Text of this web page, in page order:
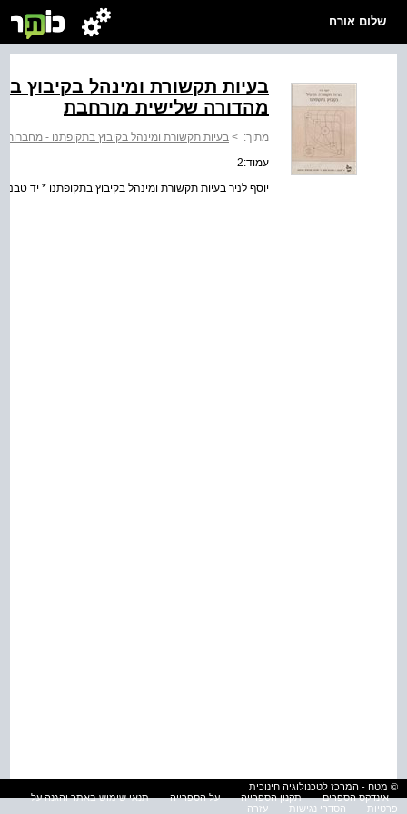
שלום אורח
בעיות תקשורת ומינהל בקיבוץ
מהדורה שלישית מורחבת
מתוך: > בעיות תקשורת ומינהל בקיבוץ בתקופתנו -
עמוד:2
יוסף לניר בעיות תקשורת ומינהל בקיבוץ בתקופתנו * יד
© מטח - המרכז לטכנולוגיה חינוכית
אינדקס הספרים
תקנון הספרייה על הספרייה
תנאי שימוש באתר והגנה על
פרטיות
הסדרי נגישות עזרה